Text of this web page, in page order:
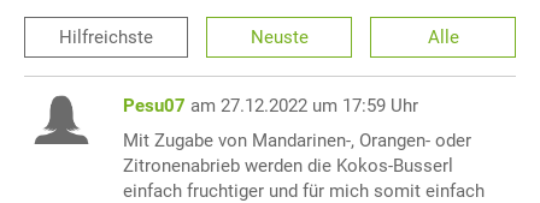
Hilfreichste Neuste Alle
Pesu07 am 27.12.2022 um 17:59 Uhr
Mit Zugabe von Mandarinen-, Orangen- oder
Zitronenabrieb werden die Kokos-Busserl
einfach fruchtiger und für mich somit einfach